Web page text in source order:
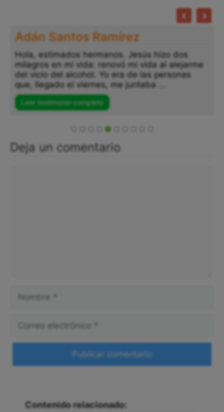
Adán Santos Ramírez
Hola, estimados hermanos. Jesús hizo dos
milagros en mi vida: renovó mi vida al alejarme
del vicio del alcohol. Yo era de las personas
que, llegado el viernes, me juntaba ...
Leer testimonio completo
Deja un comentario
Contenido relacionado: